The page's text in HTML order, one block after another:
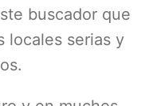
buscador que
locales serias y